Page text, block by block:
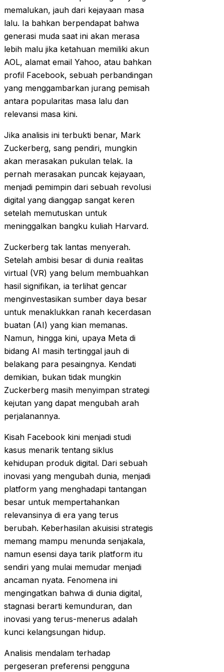
memalukan, jauh dari kejayaan masa
lalu. Ia bahkan berpendapat bahwa
generasi muda saat ini akan merasa
lebih malu jika ketahuan memiliki akun
AOL, alamat email Yahoo, atau bahkan
profil Facebook, sebuah perbandingan
yang menggambarkan jurang pemisah
antara popularitas masa lalu dan
relevansi masa kini.
Jika analisis ini terbukti benar, Mark
Zuckerberg, sang pendiri, mungkin
akan merasakan pukulan telak. Ia
pernah merasakan puncak kejayaan,
menjadi pemimpin dari sebuah revolusi
digital yang dianggap sangat keren
setelah memutuskan untuk
meninggalkan bangku kuliah Harvard.
Zuckerberg tak lantas menyerah.
Setelah ambisi besar di dunia realitas
virtual (VR) yang belum membuahkan
hasil signifikan, ia terlihat gencar
menginvestasikan sumber daya besar
untuk menaklukkan ranah kecerdasan
buatan (AI) yang kian memanas.
Namun, hingga kini, upaya Meta di
bidang AI masih tertinggal jauh di
belakang para pesaingnya. Kendati
demikian, bukan tidak mungkin
Zuckerberg masih menyimpan strategi
kejutan yang dapat mengubah arah
perjalanannya.
Kisah Facebook kini menjadi studi
kasus menarik tentang siklus
kehidupan produk digital. Dari sebuah
inovasi yang mengubah dunia, menjadi
platform yang menghadapi tantangan
besar untuk mempertahankan
relevansinya di era yang terus
berubah. Keberhasilan akuisisi strategis
memang mampu menunda senjakala,
namun esensi daya tarik platform itu
sendiri yang mulai memudar menjadi
ancaman nyata. Fenomena ini
mengingatkan bahwa di dunia digital,
stagnasi berarti kemunduran, dan
inovasi yang terus-menerus adalah
kunci kelangsungan hidup.
Analisis mendalam terhadap
pergeseran preferensi pengguna